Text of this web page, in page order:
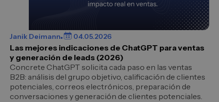
Janik Deimann 04.05.2026
Las mejores indicaciones de ChatGPT para ventas
y generación de leads (2026)
Concrete ChatGPT solicita cada paso en las ventas
B2B: análisis del grupo objetivo, calificación de clientes
potenciales, correos electrónicos, preparación de
conversaciones y generación de clientes potenciales.